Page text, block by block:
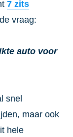
7 zits
vraag:
auto voor
snel
maar ook
hele